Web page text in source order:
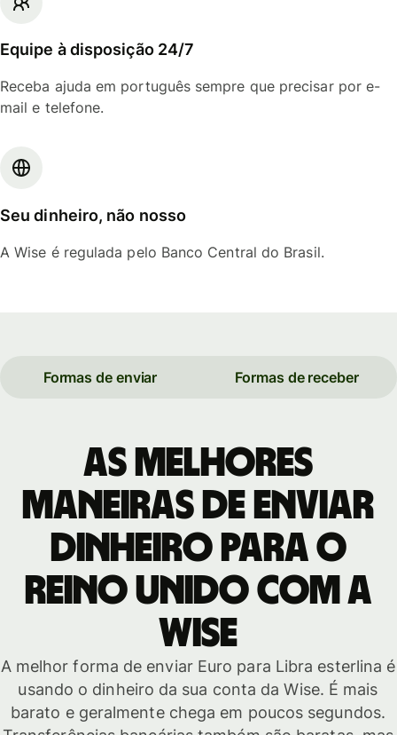
Equipe à disposição 24/7
Receba ajuda em português sempre que precisar por e-
mail e telefone.
Seu dinheiro, não nosso
A Wise é regulada pelo Banco Central do Brasil.
Formas de enviar Formas de receber
As melhores
maneiras de enviar
dinheiro para o
Reino Unido com a
Wise
A melhor forma de enviar Euro para Libra esterlina é
usando o dinheiro da sua conta da Wise. É mais
barato e geralmente chega em poucos segundos.